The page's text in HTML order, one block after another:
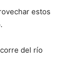
estos
del río